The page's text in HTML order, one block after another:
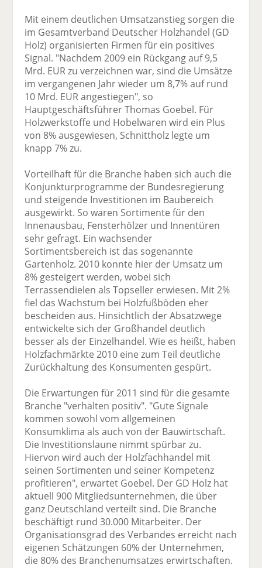
Mit einem deutlichen Umsatzanstieg sorgen die
im Gesamtverband Deutscher Holzhandel (GD
Holz) organisierten Firmen für ein positives
Signal. "Nachdem 2009 ein Rückgang auf 9,5
Mrd. EUR zu verzeichnen war, sind die Umsätze
im vergangenen Jahr wieder um 8,7% auf rund
10 Mrd. EUR angestiegen", so
Hauptgeschäftsführer Thomas Goebel. Für
Holzwerkstoffe und Hobelwaren wird ein Plus
von 8% ausgewiesen, Schnittholz legte um
knapp 7% zu.
Vorteilhaft für die Branche haben sich auch die
Konjunkturprogramme der Bundesregierung
und steigende Investitionen im Baubereich
ausgewirkt. So waren Sortimente für den
Innenausbau, Fensterhölzer und Innentüren
sehr gefragt. Ein wachsender
Sortimentsbereich ist das sogenannte
Gartenholz. 2010 konnte hier der Umsatz um
8% gesteigert werden, wobei sich
Terrassendielen als Topseller erwiesen. Mit 2%
fiel das Wachstum bei Holzfußböden eher
bescheiden aus. Hinsichtlich der Absatzwege
entwickelte sich der Großhandel deutlich
besser als der Einzelhandel. Wie es heißt, haben
Holzfachmärkte 2010 eine zum Teil deutliche
Zurückhaltung des Konsumenten gespürt.
Die Erwartungen für 2011 sind für die gesamte
Branche "verhalten positiv". "Gute Signale
kommen sowohl vom allgemeinen
Konsumklima als auch von der Bauwirtschaft.
Die Investitionslaune nimmt spürbar zu.
Hiervon wird auch der Holzfachhandel mit
seinen Sortimenten und seiner Kompetenz
profitieren", erwartet Goebel. Der GD Holz hat
aktuell 900 Mitgliedsunternehmen, die über
ganz Deutschland verteilt sind. Die Branche
beschäftigt rund 30.000 Mitarbeiter. Der
Organisationsgrad des Verbandes erreicht nach
eigenen Schätzungen 60% der Unternehmen,
die 80% des Branchenumsatzes erwirtschaften.